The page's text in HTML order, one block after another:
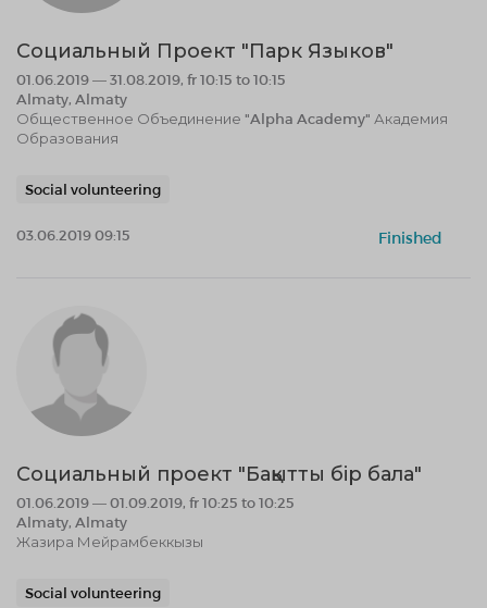
Социальный Проект "Парк Языков"
01.06.2019 — 31.08.2019, fr 10:15 to 10:15
Almaty, Almaty
Общественное Объединение "Alpha Academy" Академия
Образования
Social volunteering
03.06.2019 09:15 Finished
Социальный проект "Бақытты бір бала"
01.06.2019 — 01.09.2019, fr 10:25 to 10:25
Almaty, Almaty
Жазира Мейрамбеккызы
Social volunteering